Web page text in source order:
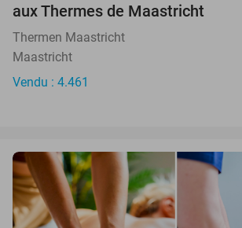
aux Thermes de Maastricht
Thermen Maastricht
Maastricht
Vendu : 4.461